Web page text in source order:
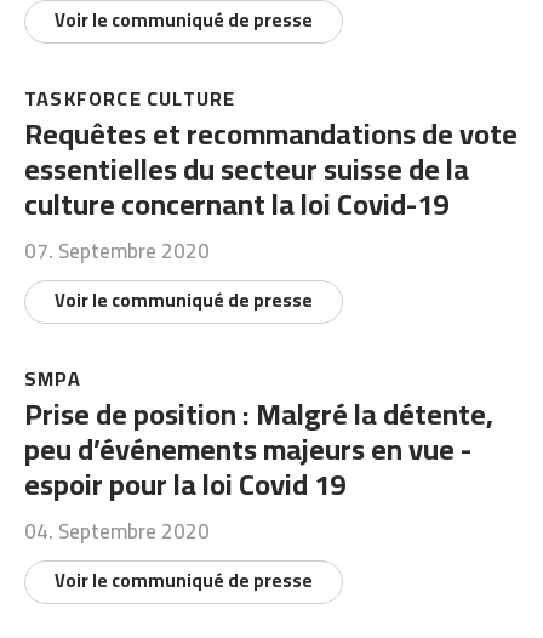
Voir le communiqué de presse
TASKFORCE CULTURE
Requêtes et recommandations de vote
essentielles du secteur suisse de la
culture concernant la loi Covid-19
07. Septembre 2020
Voir le communiqué de presse
SMPA
Prise de position : Malgré la détente,
peu d’événements majeurs en vue -
espoir pour la loi Covid 19
04. Septembre 2020
Voir le communiqué de presse